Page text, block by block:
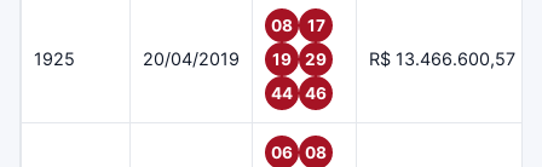
1925 20/04/2019
08
17
19
29
44
46
R$ 13.466.600,57
06
08